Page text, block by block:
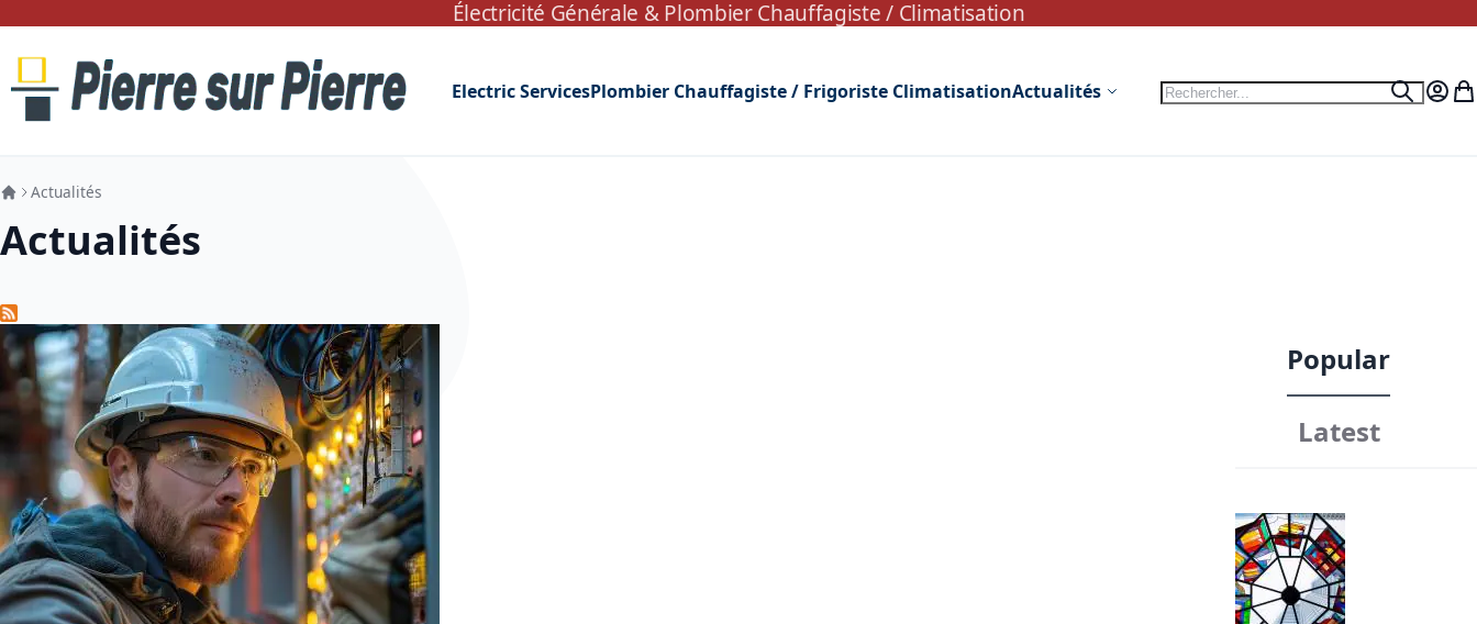
Allez au contenu Électricité Générale &Plombier Chauffagiste / Climatisation
Electric ServicesPlombier Chauffagiste / Frigoriste ClimatisationActualités Rechercher
Mon
Actualités
Actualités
Popular
Latest